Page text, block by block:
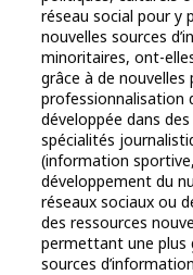
réseau social pour y
nouvelles sources
minoritaires, ont-
grâce à de
professionnalisation
développée dans
spécialités
(information
développement du
réseaux sociaux ou
des ressources
permettant une plus
sources